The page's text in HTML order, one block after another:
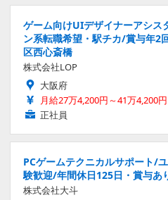
ゲーム向けUIデザイナーアシス
ン系転職希望・駅チカ/賞与年2
区西心斎橋
株式会社LOP
大阪府
月給27万4,200円～41万4,200円
正社員
PCゲームテクニカルサポート/
験歓迎/年間休日125日・賞与あ
株式会社大斗